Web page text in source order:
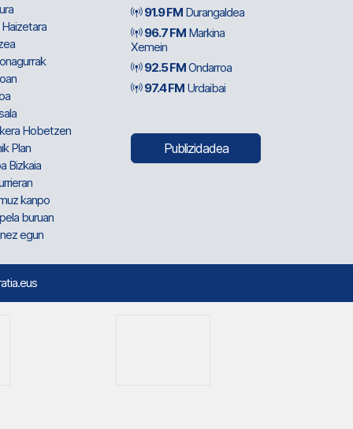
Hobetzen
Plan
Bizkaia
kanpo
buruan
egun
91.9 FM Durangaldea
96.7 FM Markina
Xemein
92.5 FMOndarroa
97.4 FM Urdaibai
Publizidadea